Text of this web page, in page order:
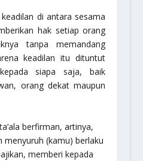
di antara sesama
hak setiap orang
tanpa memandang
keadilan itu dituntut
siapa saja, baik
orang dekat maupun
berfirman, artinya,
menyuruh (kamu) berlaku
memberi kepada